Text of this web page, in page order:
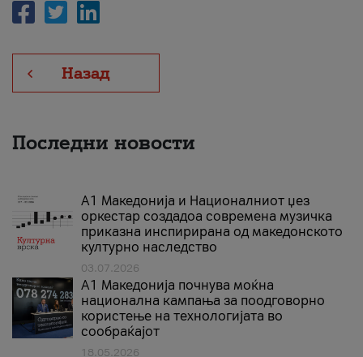
Назад
Последни новости
А1 Македонија и Националниот џез
оркестар создадоа современа музичка
приказна инспирирана од македонското
културно наследство
03.07.2026
A1 Македонија почнува моќна
национална кампања за поодговорно
користење на технологијата во
сообраќајот
18.05.2026